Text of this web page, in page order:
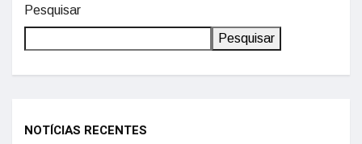
Pesquisar
Pesquisar
NOTÍCIAS RECENTES